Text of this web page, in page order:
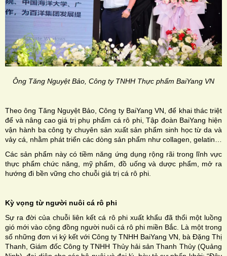
Ông Tăng Nguyệt Bảo, Công ty TNHH Thực phẩm BaiYang VN
Theo ông Tăng Nguyệt Bảo, Công ty BaiYang VN, để khai thác triệt
để và nâng cao giá trị phụ phẩm cá rô phi, Tập đoàn BaiYang hiện
vận hành ba công ty chuyên sản xuất sản phẩm sinh học từ da và
vảy cá, nhằm phát triển các dòng sản phẩm như collagen, gelatin…
Các sản phẩm này có tiềm năng ứng dụng rộng rãi trong lĩnh vực
thực phẩm chức năng, mỹ phẩm, đồ uống và dược phẩm, mở ra
hướng đi bền vững cho chuỗi giá trị cá rô phi.
Kỳ vọng từ người nuôi cá rô phi
Sự ra đời của chuỗi liên kết cá rô phi xuất khẩu đã thổi một luồng
gió mới vào cộng đồng người nuôi cá rô phi miền Bắc. Là một trong
số những đơn vị ký kết với Công ty TNHH BaiYang VN, bà Đặng Thị
Thanh, Giám đốc Công ty TNHH Thủy hải sản Thanh Thủy (Quảng